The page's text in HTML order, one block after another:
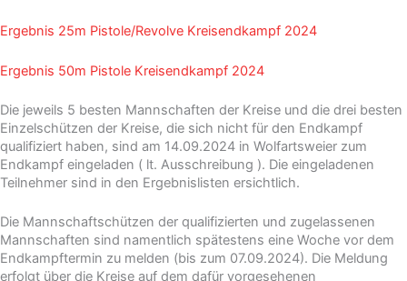
Ergebnis 25m Pistole/Revolve Kreisendkampf 2024
Ergebnis 50m Pistole Kreisendkampf 2024
Die jeweils 5 besten Mannschaften der Kreise und die drei besten
Einzelschützen der Kreise, die sich nicht für den Endkampf
qualifiziert haben, sind am 14.09.2024 in Wolfartsweier zum
Endkampf eingeladen ( lt. Ausschreibung ). Die eingeladenen
Teilnehmer sind in den Ergebnislisten ersichtlich.
Die Mannschaftschützen der qualifizierten und zugelassenen
Mannschaften sind namentlich spätestens eine Woche vor dem
Endkampftermin zu melden (bis zum 07.09.2024). Die Meldung
erfolgt über die Kreise auf dem dafür vorgesehenen